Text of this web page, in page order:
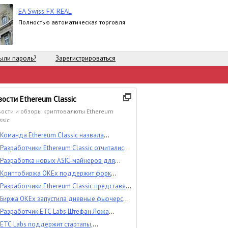
EA Swiss FX REAL
Полностью автоматическая торговля
пароль? Зарегистрироваться
Ethereum Classic
и обзоры криптовалюты Ethereum
Команда Ethereum Classic назвала
Разработчики Ethereum Classic отчитались
Разработка новых ASIC-майнеров для
финальную стадию
Криптобиржа OKEx поддержит форк
Разработчики Ethereum Classic представят
Биржа OKEx запустила дневные фьючерсы
– биткоин и Ethereum
Разработчик ETC Labs Штефан Ложа
рассмотреть возможность ребрендинга,
ETC Labs поддержит стартапы,